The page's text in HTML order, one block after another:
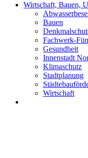
Wirtschaft, Bauen,
Bauen
Fachwerk-
Gesundheit
Innenstadt
Klimaschutz
Stadtplanung
Wirtschaft